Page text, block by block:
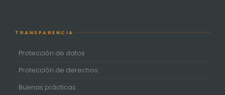
TRANSPARENCIA
Protección de datos
Protección de derechos
Buenas prácticas